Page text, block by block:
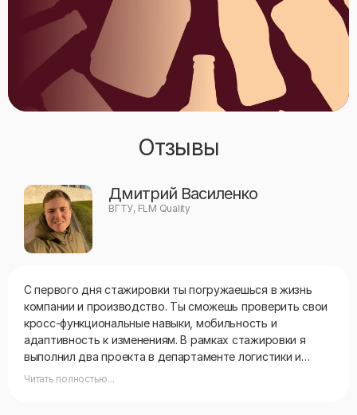
Отзывы
Дмитрий Василенко
ВГТУ, FLM Quality
С первого дня стажировки ты погружаешься в жизнь
компании и производство. Ты сможешь проверить свои
кросс-функциональные навыки, мобильность и
адаптивность к изменениям. В рамках стажировки я
выполнил два проекта в департаменте логистики и
технической службы. «Новые лидеры. Производство» —
Читать полностью...